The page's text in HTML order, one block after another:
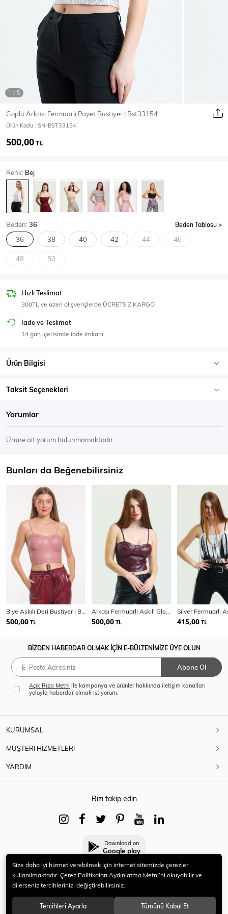
Ceket Mont & Kaban Yağmurluk
T-Shirt
Body Atlet Crop & Büstiyer
SPOR GİYİM
Eşofman Üstü
Goplu Arkası Fermuarlı Payet Büstiyer | Bst33154
Ürün Kodu : SN-BST33154
500,00TL
Renk: Bej
Beden:36 Beden Tablosu
36 38 40 42 44 46
48 50
Hızlı Teslimat
300TL ve üzeri alışverişlerde ÜCRETSİZ KARGO
İade ve Teslimat
14 gün içerisinde iade imkanı
Ürün Bilgisi
Taksit Seçenekleri
Yorumlar
Ürüne ait yorum bulunmamaktadır.
Bunları da Beğenebilirsiniz
500,00 TL 500,00 TL 415,00 TL
BİZDEN HABERDAR OLMAK İÇİN E-BÜLTENİMİZE ÜYE OLUN
Abone Ol
Açık Rıza Metni ile kampanya ve ürünler hakkında iletişim kanalları
yoluyla haberdar olmak istiyorum.
KURUMSAL
MÜŞTERİ HİZMETLERİ
YARDIM
Bizi takip edin
Download on
Google play
© 2021 HERYENİ. Tüm hakları saklıdır.
Size daha iyi hizmet verebilmek için internet sitemizde çerezler
kullanılmaktadır. Çerez Politikaları Aydınlatma Metni’ni okuyabilir ve
dilerseniz tercihlerinizi değiştirebilirsiniz.
Tercihleri Ayarla Tümünü Kabul Et